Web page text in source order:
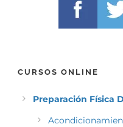
CURSOS ONLINE
Preparación Física